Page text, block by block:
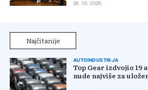
28. 05. 2026.
Najčitanije
AUTOINDUSTRIJA
Top Gear izdvojio 19
nude najviše za